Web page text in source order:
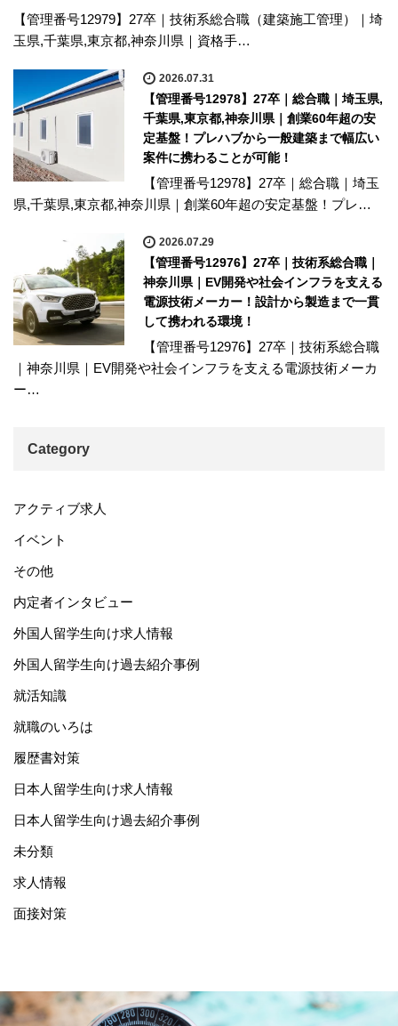
【管理番号12979】27卒｜技術系総合職（建築施工管理）｜埼
玉県,千葉県,東京都,神奈川県｜資格手…
2026.07.31
【管理番号12978】27卒｜総合職｜埼玉県,
千葉県,東京都,神奈川県｜創業60年超の安
定基盤！プレハブから一般建築まで幅広い
案件に携わることが可能！
【管理番号12978】27卒｜総合職｜埼玉
県,千葉県,東京都,神奈川県｜創業60年超の安定基盤！プレ…
2026.07.29
【管理番号12976】27卒｜技術系総合職｜
神奈川県｜EV開発や社会インフラを支える
電源技術メーカー！設計から製造まで一貫
して携われる環境！
【管理番号12976】27卒｜技術系総合職
｜神奈川県｜EV開発や社会インフラを支える電源技術メーカ
ー…
Category
アクティブ求人
イベント
その他
内定者インタビュー
外国人留学生向け求人情報
外国人留学生向け過去紹介事例
就活知識
就職のいろは
履歴書対策
日本人留学生向け求人情報
日本人留学生向け過去紹介事例
未分類
求人情報
面接対策